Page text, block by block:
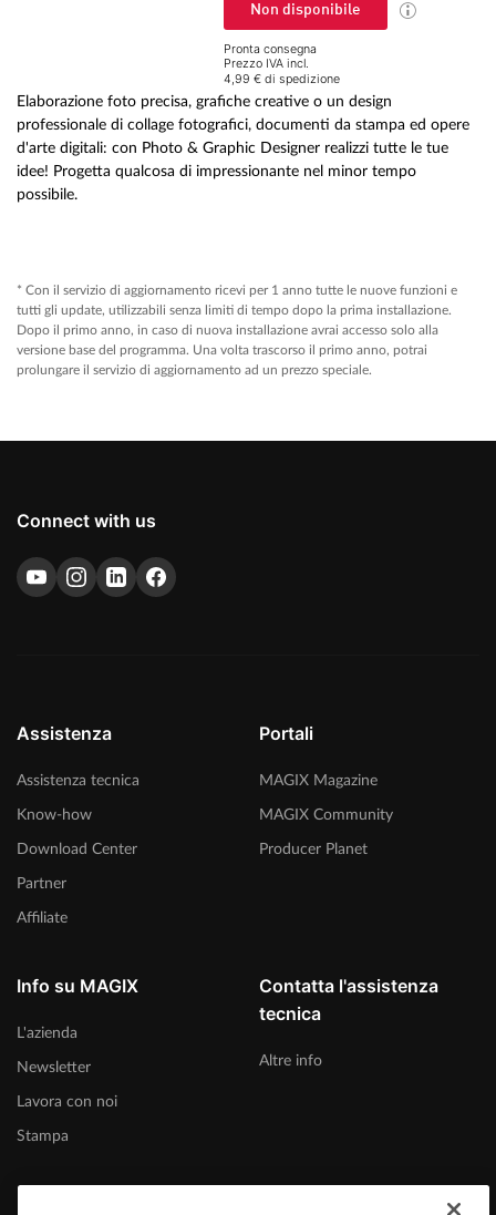
Non disponibile
Pronta consegna
Prezzo IVA incl.
4,99 € di spedizione
Elaborazione foto precisa, grafiche creative o un design
professionale di collage fotografici, documenti da stampa ed opere
d'arte digitali: con Photo & Graphic Designer realizzi tutte le tue
idee! Progetta qualcosa di impressionante nel minor tempo
possibile.
* Con il servizio di aggiornamento ricevi per 1 anno tutte le nuove funzioni e
tutti gli update, utilizzabili senza limiti di tempo dopo la prima installazione.
Dopo il primo anno, in caso di nuova installazione avrai accesso solo alla
versione base del programma. Una volta trascorso il primo anno, potrai
prolungare il servizio di aggiornamento ad un prezzo speciale.
Connect with us
Assistenza
Assistenza tecnica
Know-how
Download Center
Partner
Affiliate
Portali
MAGIX Magazine
MAGIX Community
Producer Planet
Info su MAGIX
L'azienda
Newsletter
Lavora con noi
Stampa
Contatta l'assistenza
tecnica
Altre info